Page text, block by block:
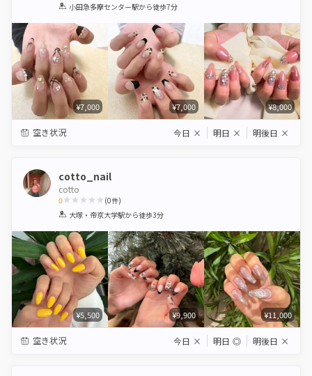
1 2 3 4 5
小田急多摩センター駅から徒歩7分
¥7,000 ¥7,000 ¥8,000
空き状況 今日 × 明日 × 明後日 ×
cotto_nail
cotto
0
1 2 3
4 5
(0件)
大塚・帝京大学駅から徒歩3分
¥5,500 ¥9,900 ¥11,000
空き状況 今日 × 明日 ◎ 明後日 ×